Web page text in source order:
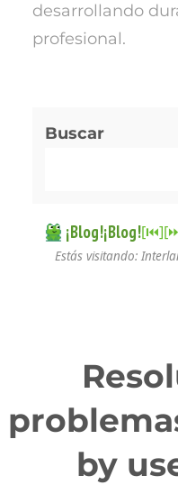
desarrollando
profesional.
Buscar
¡Blog!¡Blog![⏮︎]
Estás visitando:
by